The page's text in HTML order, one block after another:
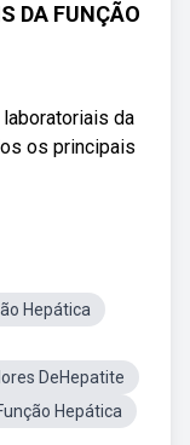
DA FUNÇÃO
da
os principais
Hepática
DeHepatite
Hepática